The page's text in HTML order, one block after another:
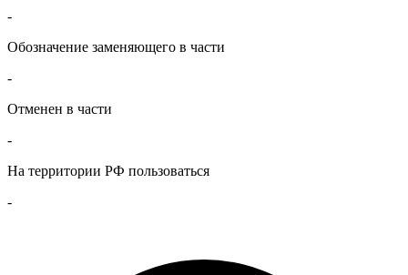
-
Обозначение заменяющего в части
-
Отменен в части
-
На территории РФ пользоваться
-